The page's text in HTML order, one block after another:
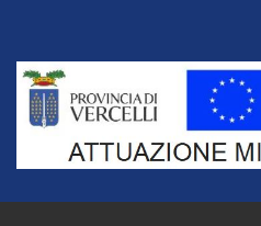
Title